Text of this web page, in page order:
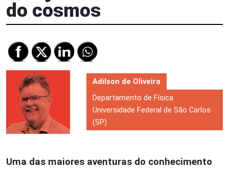
do cosmos
Adilson de Oliveira
Departamento de Física
Universidade Federal de São Carlos
(SP)
Uma das maiores aventuras do conhecimento